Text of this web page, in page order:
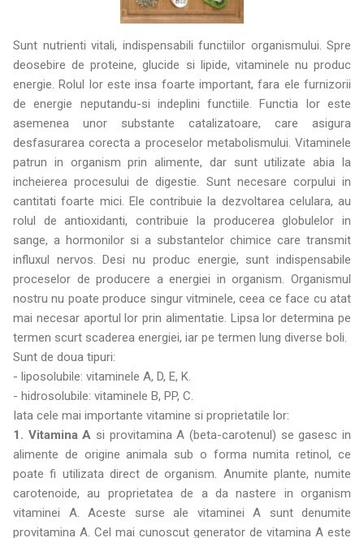
Sunt nutrienti vitali, indispensabili functiilor organismului. Spre
deosebire de proteine, glucide si lipide, vitaminele nu produc
energie. Rolul lor este insa foarte important, fara ele furnizorii
de energie neputandu-si indeplini functiile. Functia lor este
asemenea unor substante catalizatoare, care asigura
desfasurarea corecta a proceselor metabolismului. Vitaminele
patrun in organism prin alimente, dar sunt utilizate abia la
incheierea procesului de digestie. Sunt necesare corpului in
cantitati foarte mici. Ele contribuie la dezvoltarea celulara, au
rolul de antioxidanti, contribuie la producerea globulelor in
sange, a hormonilor si a substantelor chimice care transmit
influxul nervos. Desi nu produc energie, sunt indispensabile
proceselor de producere a energiei in organism. Organismul
nostru nu poate produce singur vitminele, ceea ce face cu atat
mai necesar aportul lor prin alimentatie. Lipsa lor determina pe
termen scurt scaderea energiei, iar pe termen lung diverse boli.
Sunt de doua tipuri:
- liposolubile: vitaminele A, D, E, K.
- hidrosolubile: vitaminele B, PP, C.
Iata cele mai importante vitamine si proprietatile lor:
1. Vitamina A si provitamina A (beta-carotenul) se gasesc in
alimente de origine animala sub o forma numita retinol, ce
poate fi utilizata direct de organism. Anumite plante, numite
carotenoide, au proprietatea de a da nastere in organism
vitaminei A. Aceste surse ale vitaminei A sunt denumite
provitamina A. Cel mai cunoscut generator de vitamina A este